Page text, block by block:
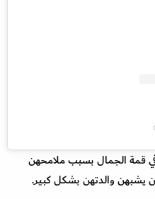
في قمة الجمال بسبب ملامحهن
يشبهن والدتهن بشكل كبير.